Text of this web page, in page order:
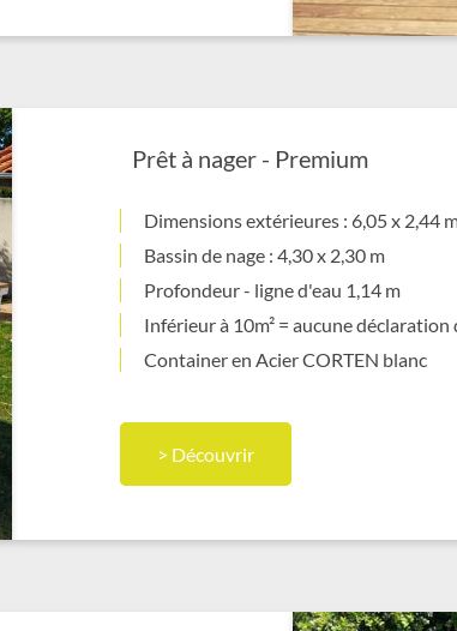
Prêt à nager - Premium
Dimensions extérieures : 6,05 x 2,44
Bassin de nage : 4,30 x 2,30 m
Profondeur - ligne d'eau 1,14 m
Inférieur à 10m² = aucune déclaration
Container en Acier CORTEN blanc
> Découvrir